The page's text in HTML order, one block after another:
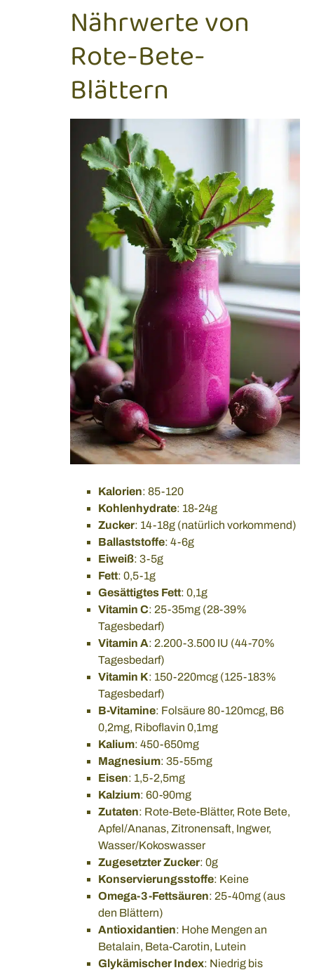
Nährwerte von
Rote-Bete-
Blättern
Kalorien: 85-120
Kohlenhydrate: 18-24g
Zucker: 14-18g (natürlich vorkommend)
Ballaststoffe: 4-6g
Eiweiß: 3-5g
Fett: 0,5-1g
Gesättigtes Fett: 0,1g
Vitamin C: 25-35mg (28-39%
Tagesbedarf)
Vitamin A: 2.200-3.500 IU (44-70%
Tagesbedarf)
Vitamin K: 150-220mcg (125-183%
Tagesbedarf)
B-Vitamine: Folsäure 80-120mcg, B6
0,2mg, Riboflavin 0,1mg
Kalium: 450-650mg
Magnesium: 35-55mg
Eisen: 1,5-2,5mg
Kalzium: 60-90mg
Zutaten: Rote-Bete-Blätter, Rote Bete,
Apfel/Ananas, Zitronensaft, Ingwer,
Wasser/Kokoswasser
Zugesetzter Zucker: 0g
Konservierungsstoffe: Keine
Omega-3-Fettsäuren: 25-40mg (aus
den Blättern)
Antioxidantien: Hohe Mengen an
Betalain, Beta-Carotin, Lutein
Glykämischer Index: Niedrig bis